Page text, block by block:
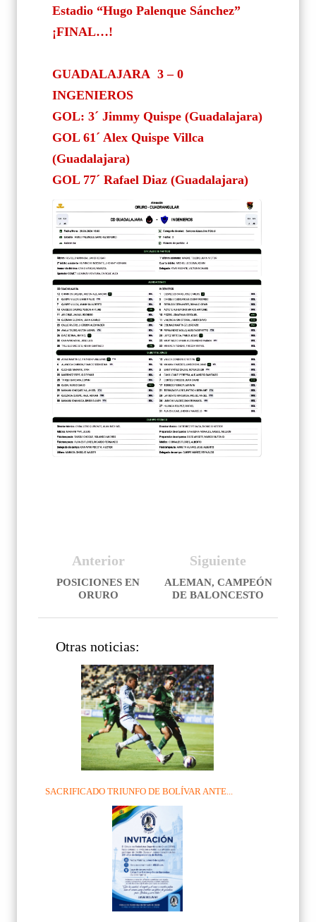
Estadio “Hugo Palenque Sánchez”
¡FINAL…!
GUADALAJARA 3 – 0
INGENIEROS
GOL: 3´ Jimmy Quispe (Guadalajara)
GOL 61´ Alex Quispe Villca
(Guadalajara)
GOL 77´ Rafael Diaz (Guadalajara)
Siguiente
ALEMAN, CAMPEÓN
DE BALONCESTO
Anterior
POSICIONES EN
ORURO
Otras noticias:
SACRIFICADO TRIUNFO DE BOLÍVAR ANTE...